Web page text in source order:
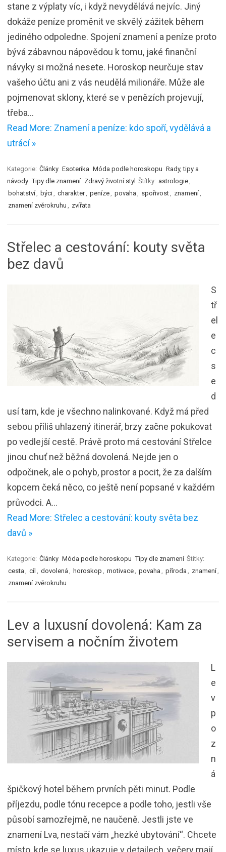
stane z výplaty víc, i když nevydělává nejvíc. Jiný
dokáže peníze proměnit ve skvělý zážitek během
jediného odpoledne. Spojení znamení a peníze proto
bývá zábavnou nápovědou k tomu, jaké finanční
návyky si možná nesete. Horoskop neurčuje stav
vašeho účtu ani z vás neudělá milionáře. Může ale
pojmenovat sklony, které se v penězích projevují,
třeba…
Read More: Znamení a peníze: kdo spoří, vydělává a
utrácí »
Kategorie: Články Esoterika Móda podle horoskopu Rady, tipy a
návody Tipy dle znamení Zdravý životní styl Štítky: astrologie
bohatství
býci charakter peníze povaha spořivost znamení
znamení zvěrokruhu
zvířata
Střelec a cestování: kouty světa
bez davů
S
tř
el
e
c
s
e
d
usí tam, kde je všechno nalinkované. Když má před
sebou příliš uhlazený itinerář, brzy začne pokukovat
po vedlejší cestě. Právě proto má cestování Střelce
jinou chuť než běžná dovolená. Nejde jen o
odpočinek, ale o pohyb, prostor a pocit, že za dalším
kopcem čeká něco, co ještě není popsané v každém
průvodci. A…
Read More: Střelec a cestování: kouty světa bez
davů »
Kategorie: Články Móda podle horoskopu Tipy dle znamení Štítky:
cesta
cíl dovolená horoskop motivace povaha příroda znamení
znamení zvěrokruhu
Lev a luxusní dovolená: Kam za
servisem a nočním životem
L
e
v
p
o
z
n
á
špičkový hotel během prvních pěti minut. Podle
příjezdu, podle tónu recepce a podle toho, jestli vše
působí samozřejmě, ne naučeně. Jestli jste ve
znamení Lva, nestačí vám „hezké ubytování“. Chcete
místo, kde se luxus ukazuje v detailech, večery mají